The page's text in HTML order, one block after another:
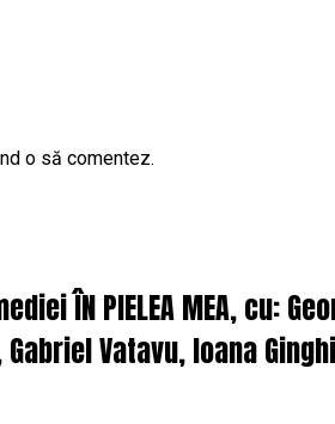
o să comentez.
ÎN PIELEA MEA, cu:
Vatavu, Ioana